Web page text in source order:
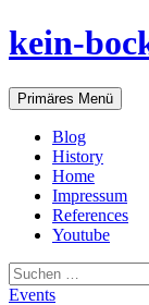
Zum
Inhalt
kein-
Suchen
Primäres Menü
Blog
History
Home
Impressum
References
Youtube
Suchen
nach:
Events